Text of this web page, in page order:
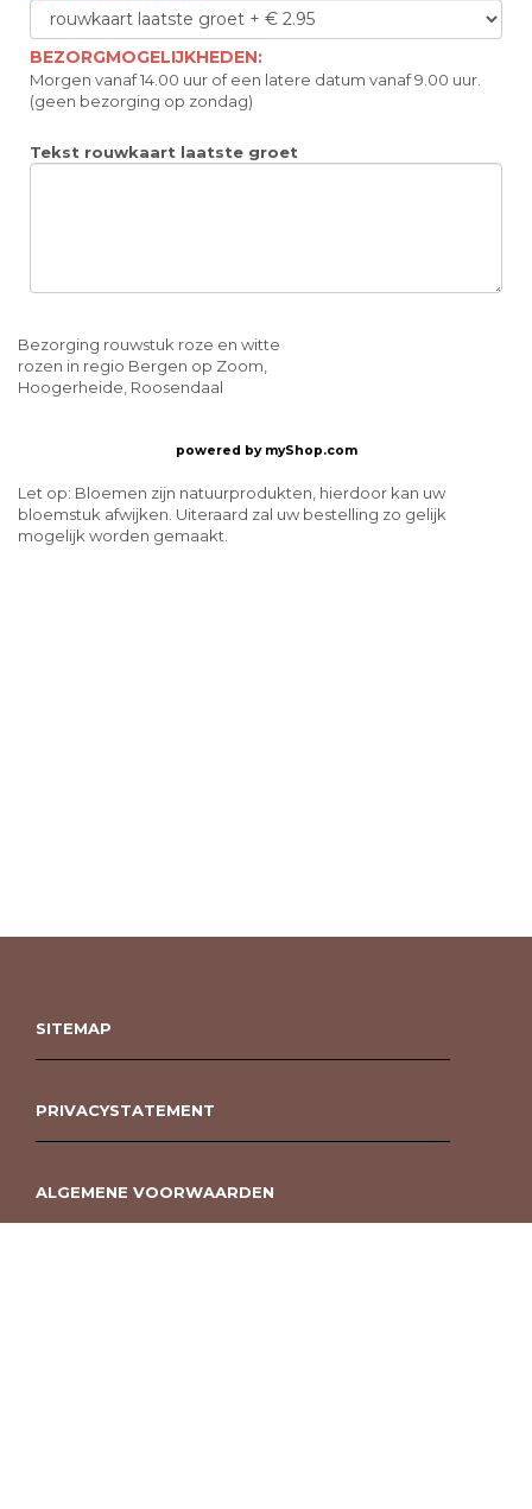
BEZORGMOGELIJKHEDEN:
Morgen vanaf 14.00 uur of een latere datum vanaf 9.00 uur.
(geen bezorging op zondag)
Tekst rouwkaart laatste groet
Bezorging rouwstuk roze en witte
rozen in regio Bergen op Zoom,
Hoogerheide, Roosendaal
powered by myShop.com
Let op: Bloemen zijn natuurprodukten, hierdoor kan uw
bloemstuk afwijken. Uiteraard zal uw bestelling zo gelijk
mogelijk worden gemaakt.
SITEMAP
PRIVACYSTATEMENT
ALGEMENE VOORWAARDEN